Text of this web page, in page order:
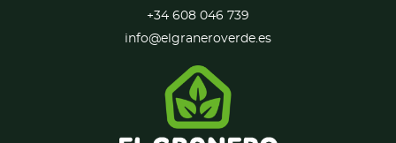
+34 608 046 739
info@elgraneroverde.es